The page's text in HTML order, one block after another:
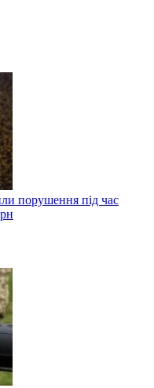
порушення під час